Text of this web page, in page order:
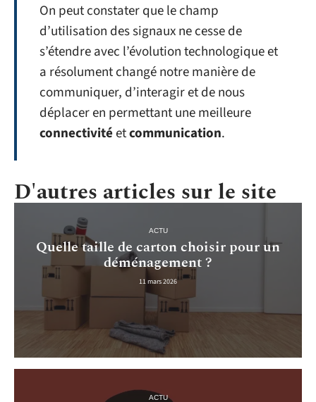
On peut constater que le champ
d’utilisation des signaux ne cesse de
s’étendre avec l’évolution technologique et
a résolument changé notre manière de
communiquer, d’interagir et de nous
déplacer en permettant une meilleure
connectivitéetcommunication.
D'autres articles sur le site
ACTU
Quelle taille de carton choisir pour un
déménagement ?
11 mars 2026
ACTU